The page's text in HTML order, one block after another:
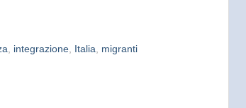
integrazione Italia migranti